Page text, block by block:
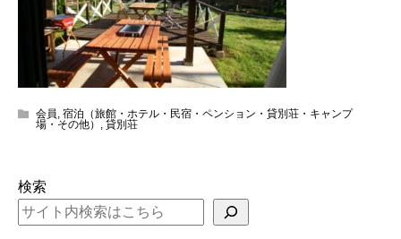
会員 宿泊（旅館・ホテル・民宿・ペンション・貸別荘・キャンプ
場・その他）
貸別荘
検索